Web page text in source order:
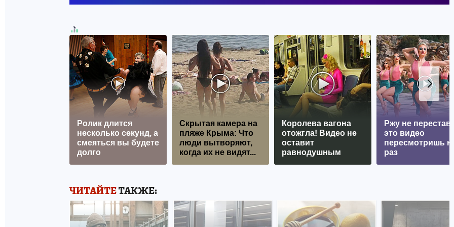
Ролик длится
несколько секунд, а
смеяться вы будете
долго
Скрытая камера на
пляже Крыма: Что
люди вытворяют,
когда их не видят...
Королева вагона
отожгла! Видео не
оставит
равнодушным
Ржу не
это видео
пересмотришь не
раз
ЧИТАЙТЕТАКЖЕ: